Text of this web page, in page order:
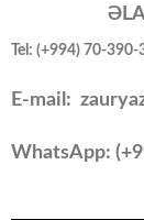
Tel: (+994) 70-
E-mail:
WhatsApp: (